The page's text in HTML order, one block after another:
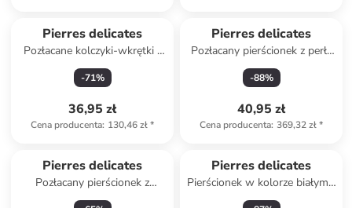
Pierres delicates
Pozłacane kolczyki-wkrętki z
perłami i cyrkoniami
-71%
36,95 zł
Cena producenta: 130,46 zł*
Pierres delicates
Pozłacany pierścionek z perłą
syntetyczną
-88%
40,95 zł
Cena producenta: 369,32 zł*
Pierres delicates
Pozłacany pierścionek z
amazonitem
Pierres delicates
Pierścionek w kolorze białym z
perłą